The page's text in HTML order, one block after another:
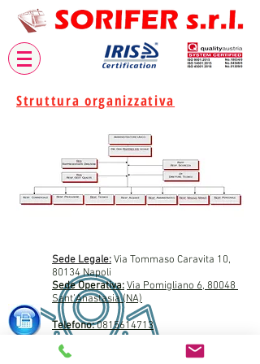
Struttura organizzativa
Sede Legale:Via Tommaso Caravita 10,
80134 Napoli
Sede Operativa:Via Pomigliano 6, 80048
Sant’Anastasia (NA)
Telefono:0815614713
direzione@sorifer.it